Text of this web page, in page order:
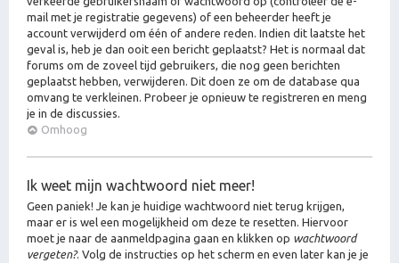
mail met je registratie gegevens) of een beheerder heeft je
account verwijderd om één of andere reden. Indien dit laatste het
geval is, heb je dan ooit een bericht geplaatst? Het is normaal dat
forums om de zoveel tijd gebruikers, die nog geen berichten
geplaatst hebben, verwijderen. Dit doen ze om de database qua
omvang te verkleinen. Probeer je opnieuw te registreren en meng
je in de discussies.
Omhoog
Ik weet mijn wachtwoord niet meer!
Geen paniek! Je kan je huidige wachtwoord niet terug krijgen,
maar er is wel een mogelijkheid om deze te resetten. Hiervoor
moet je naar de aanmeldpagina gaan en klikken op wachtwoord
vergeten?. Volg de instructies op het scherm en even later kan je je